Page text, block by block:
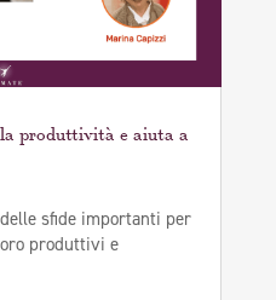
produttività e aiuta a
sfide importanti per
produttivi e